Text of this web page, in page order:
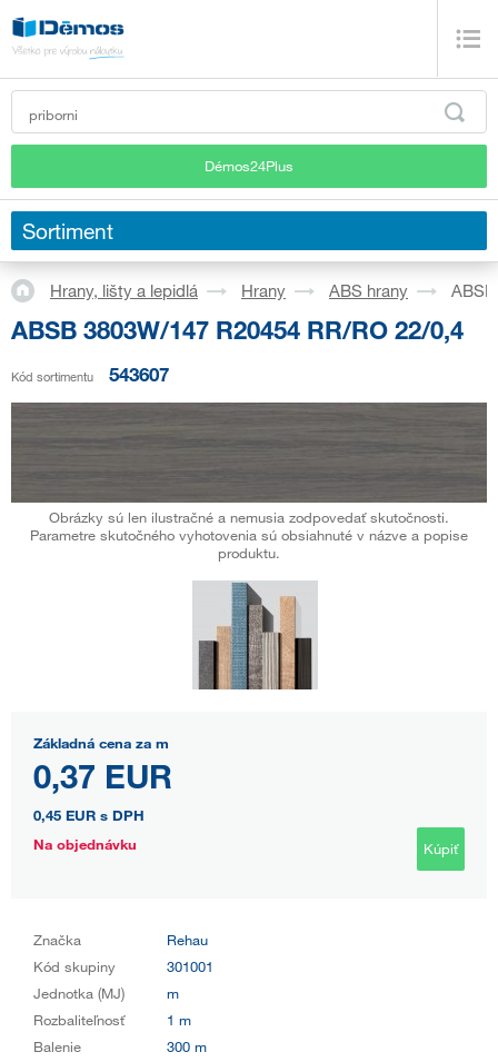
Démos24Plus
Sortiment
Hrany, lišty a lepidlá Hrany ABS hrany
ABSB 3803W/147 R20454 RR/RO 22/0,4
Kód sortimentu 543607
Obrázky sú len ilustračné a nemusia zodpovedať skutočnosti.
Parametre skutočného vyhotovenia sú obsiahnuté v názve a popise
produktu.
Základná cena za m
0,37 EUR
0,45 EUR s DPH
Na objednávku
Kúpiť
Značka
Rehau
Kód skupiny
301001
Jednotka (MJ)
m
Rozbaliteľnosť
1 m
Balenie
300 m